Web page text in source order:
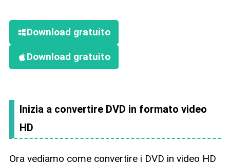
Download gratuito
Download gratuito
Inizia a convertire DVD in formato video
HD
Ora vediamo come convertire i DVD in video HD